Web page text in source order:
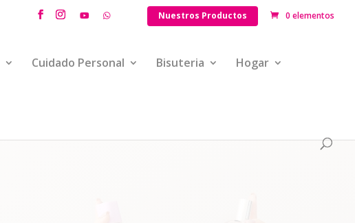
Nuestros Productos 0 elementos
Cuidado Personal Bisuteria Hogar